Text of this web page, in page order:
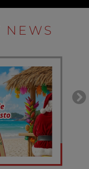
NEWS